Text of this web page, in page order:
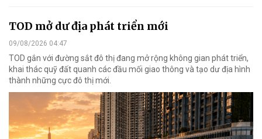
TOD mở dư địa phát triển mới
09/08/2026 04:47
TOD gắn với đường sắt đô thị đang mở rộng không gian phát triển,
khai thác quỹ đất quanh các đầu mối giao thông và tạo dư địa hình
thành những cực đô thị mới.